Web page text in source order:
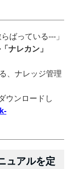
ばっている---」
ナレカン」
、ナレッジ管理
ウンロードし
ュアルを定